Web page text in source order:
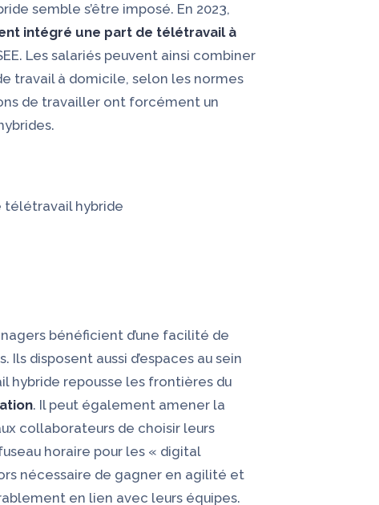
semble s’être imposé. En 2023,
intégré une part de télétravail à
. Les salariés peuvent ainsi combiner
travail à domicile, selon les normes
de travailler ont forcément un
télétravail hybride
bénéficient d’une facilité de
disposent aussi d’espaces au sein
hybride repousse les frontières du
. Il peut également amener la
collaborateurs de choisir leurs
horaire pour les « digital
nécessaire de gagner en agilité et
en lien avec leurs équipes.